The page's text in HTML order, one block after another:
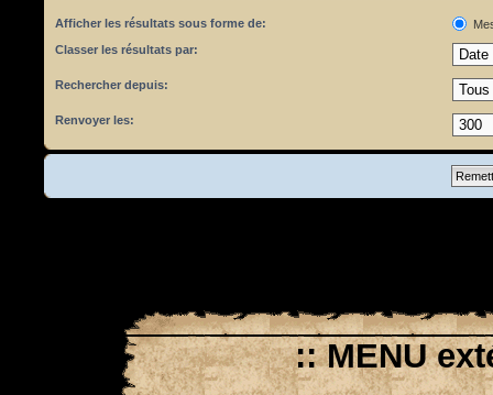
Afficher les résultats sous forme de:
Classer les résultats par:
Rechercher depuis:
Renvoyer les:
:: MENU